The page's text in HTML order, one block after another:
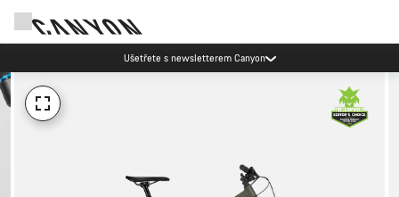
Ušetřete s newsletterem Canyon